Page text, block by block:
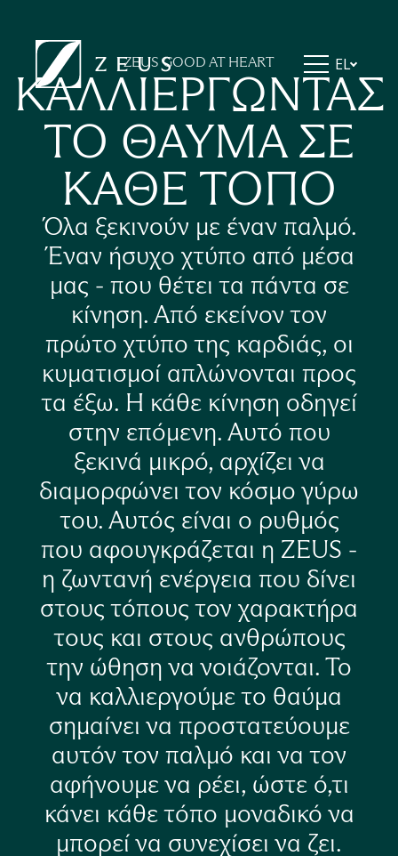
EL
ZEUS ESSENCE BUCHAREST CENTRAL
ZEUS ESSENCE BUCHAREST OPERA
ZEUS ESSENCE BUCHAREST VENEZIA
ZEUS GOOD AT HEART
ΚΑΛΛΙΕΡΓΩΝΤΑΣ
ΤΟ ΘΑΥΜΑ ΣΕ
ΚΑΘΕ ΤΟΠΟ
Όλα ξεκινούν με έναν παλμό.
Έναν ήσυχο χτύπο από μέσα
μας - που θέτει τα πάντα σε
κίνηση. Από εκείνον τον
πρώτο χτύπο της καρδιάς, οι
κυματισμοί απλώνονται προς
τα έξω. Η κάθε κίνηση οδηγεί
στην επόμενη. Αυτό που
ξεκινά μικρό, αρχίζει να
διαμορφώνει τον κόσμο γύρω
του. Αυτός είναι ο ρυθμός
που αφουγκράζεται η ZEUS -
η ζωντανή ενέργεια που δίνει
στους τόπους τον χαρακτήρα
τους και στους ανθρώπους
την ώθηση να νοιάζονται. Το
να καλλιεργούμε το θαύμα
σημαίνει να προστατεύουμε
αυτόν τον παλμό και να τον
αφήνουμε να ρέει, ώστε ό,τι
κάνει κάθε τόπο μοναδικό να
μπορεί να συνεχίσει να ζει.